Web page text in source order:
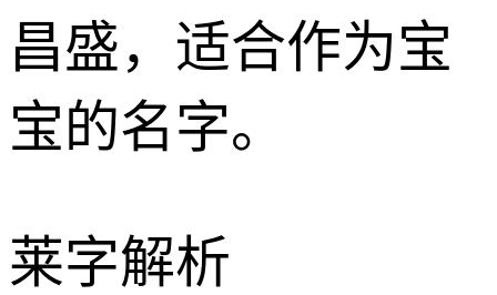
昌盛，适合作为宝
宝的名字。
莱字解析